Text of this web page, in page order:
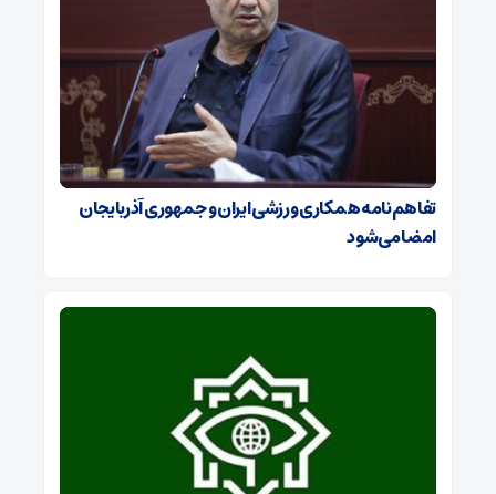
تفاهم‌نامه همکاری ورزشی ایران و جمهوری آذربایجان
امضا می‌شود